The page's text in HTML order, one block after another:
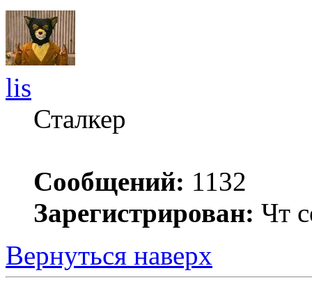
lis
Сталкер
Сообщений: 1132
Зарегистрирован: Чт
Вернуться наверх